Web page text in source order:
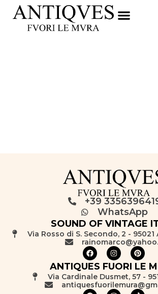
+39
WhatsApp
SOUND OF VINTAGE
Via Rosso di S. Secondo, 2 - 95021
ANTIQUES FUORI LE
Via Cardinale Dusmet, 57 -